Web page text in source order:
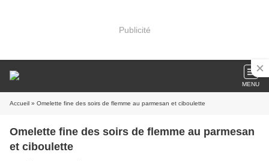
Publicité
MENU
Accueil » Omelette fine des soirs de flemme au parmesan et ciboulette
Omelette fine des soirs de flemme au parmesan
et ciboulette